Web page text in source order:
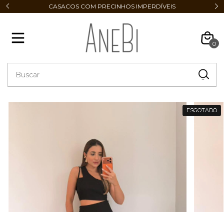
CASACOS COM PRECINHOS IMPERDÍVEIS
0
ESGOTADO